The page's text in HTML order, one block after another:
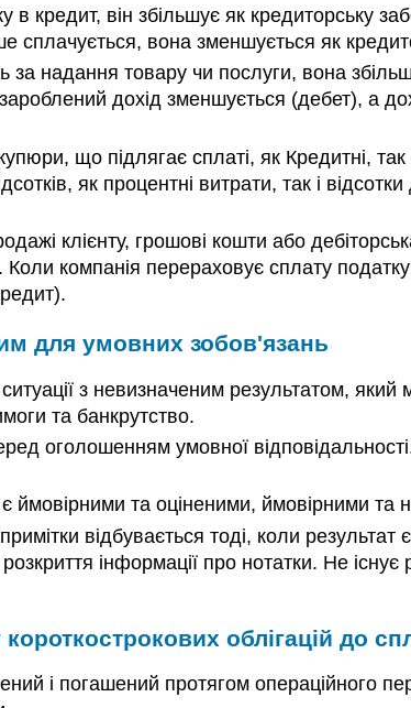
кредит, він збільшує як кредиторську
сплачується, вона зменшується як
за надання товару чи послуги, вона
дохід зменшується (дебет), а
що підлягає сплаті, як Кредитні,
як процентні витрати, так і
клієнту, грошові кошти або
Коли компанія перераховує сплату
для умовних зобов'язань
з невизначеним результатом,
та банкрутство.
оголошенням умовної
є ймовірними та оціненими, ймовірними
відбувається тоді, коли результат
інформації про нотатки. Не
облігацій до
і погашений протягом операційного